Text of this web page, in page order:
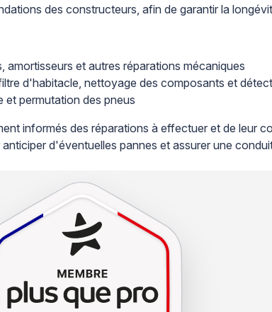
des constructeurs, afin de garantir la
amortisseurs et autres réparations mécaniques
d'habitacle, nettoyage des composants et
et permutation des pneus
informés des réparations à effectuer et de leur
d'éventuelles pannes et assurer une